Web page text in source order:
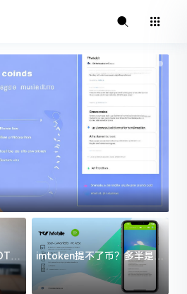
地
imtoken提不了币？多半是这
几件事没处理好